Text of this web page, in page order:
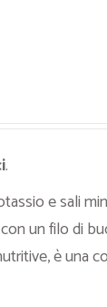
.
e sali
un filo di
è una